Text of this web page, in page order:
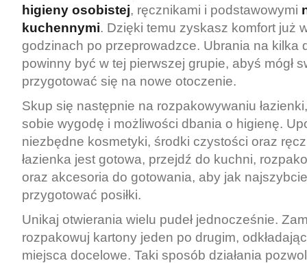
higieny osobistej, ręcznikami i podstawowymi
kuchennymi. Dzięki temu zyskasz komfort już
godzinach po przeprowadzce. Ubrania na kilka
powinny być w tej pierwszej grupie, abyś mógł
przygotować się na nowe otoczenie.
Skup się następnie na rozpakowywaniu
sobie wygodę i możliwości dbania o higienę.
niezbędne kosmetyki, środki czystości oraz
łazienka jest gotowa, przejdź do kuchni,
oraz akcesoria do gotowania, aby jak
przygotować posiłki.
Unikaj otwierania wielu pudeł jednocześnie.
rozpakowuj kartony jeden po drugim,
miejsca docelowe. Taki sposób działania